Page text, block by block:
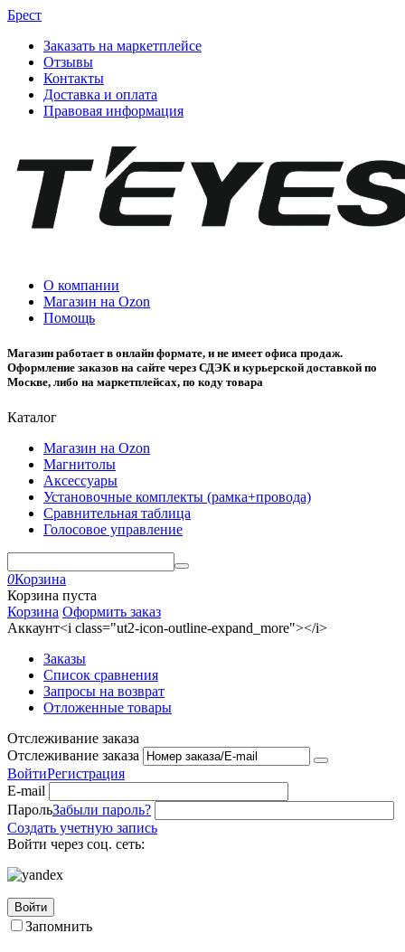
Брест
Заказать на маркетплейсе
Отзывы
Контакты
Доставка и оплата
Правовая информация
О компании
Магазин на Ozon
Помощь
Магазин работает в онлайн формате, и не имеет офиса продаж.
Оформление заказов на сайте через СДЭК и курьерской доставкой по
Москве, либо на маркетплейсах, по коду товара
Каталог
Магазин на Ozon
Магнитолы
Аксессуары
Установочные комплекты (рамка+провода)
Сравнительная таблица
Голосовое управление
0Корзина
Корзина пуста
Корзина Оформить заказ
Аккаунт<i class="ut2-icon-outline-expand_more"></i>
Заказы
Список сравнения
Запросы на возврат
Отложенные товары
Отслеживание заказа
Отслеживание заказа
ВойтиРегистрация
E-mail
ПарольЗабыли пароль?
Создать учетную запись
Войти через соц. сеть:
Войти
Запомнить